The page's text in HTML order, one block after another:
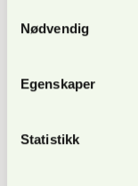
Nødvendig
Egenskaper
Statistikk
på egen
om
Kurset avsluttes
vil det blir